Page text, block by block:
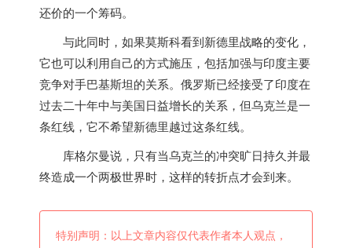
还价的一个筹码。
与此同时，如果莫斯科看到新德里战略的变化，
它也可以利用自己的方式施压，包括加强与印度主要
竞争对手巴基斯坦的关系。俄罗斯已经接受了印度在
过去二十年中与美国日益增长的关系，但乌克兰是一
条红线，它不希望新德里越过这条红线。
库格尔曼说，只有当乌克兰的冲突旷日持久并最
终造成一个两极世界时，这样的转折点才会到来。
特别声明：以上文章内容仅代表作者本人观点，